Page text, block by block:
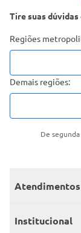
Tire suas
Regiões
Demais regiões:
De
Atendimentos
Meus pedidos
Institucional